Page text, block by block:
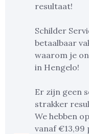
resultaat!
Schilder
betaalbaar
waarom je
in Hengelo!
Er zijn geen
strakker
We hebben
vanaf €13,99